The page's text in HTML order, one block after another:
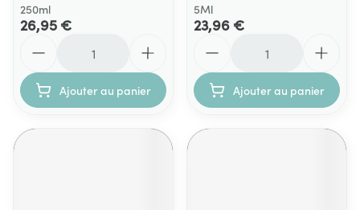
250ml
26,95 €
Ajouter au panier
5Ml
23,96 €
Ajouter au panier